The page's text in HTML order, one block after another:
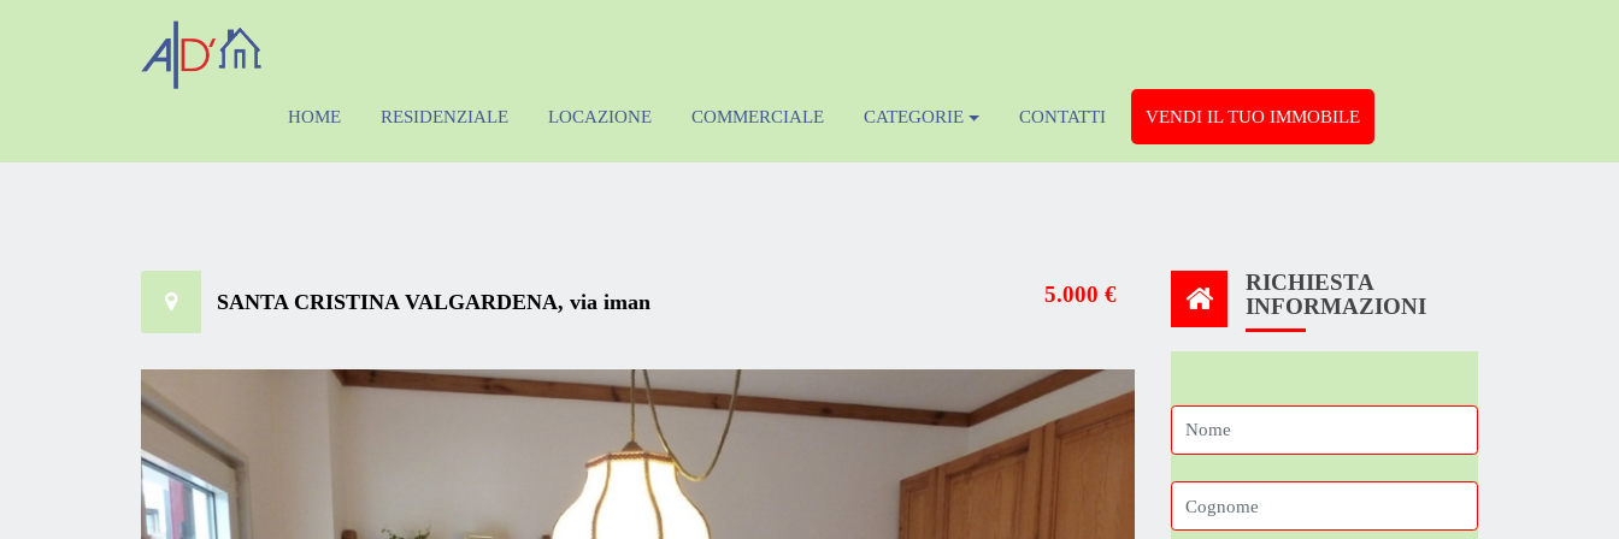
HOME RESIDENZIALE LOCAZIONE COMMERCIALE CATEGORIE CONTATTI VENDI IL TUO IMMOBILE
SANTA CRISTINA VALGARDENA, via iman 5.000 €
RICHIESTA
INFORMAZIONI